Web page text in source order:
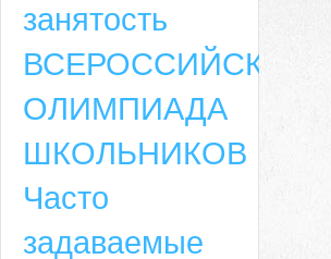
занятость
ВСЕРОССИЙСКАЯ
ОЛИМПИАДА
ШКОЛЬНИКОВ
Часто
задаваемые